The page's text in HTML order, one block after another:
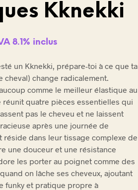
Kknekki
8.1% inclus
un Kknekki, prépare-toi à ce que ta
cheval) change radicalement.
comme le meilleur élastique au
réunit quatre pièces essentielles qui
pas le cheveu et ne laissent
après une journée de
réside dans leur tissage complexe de
une douceur et une résistance
les porter au poignet comme des
on lâche ses cheveux, ajoutant
funky et pratique propre à